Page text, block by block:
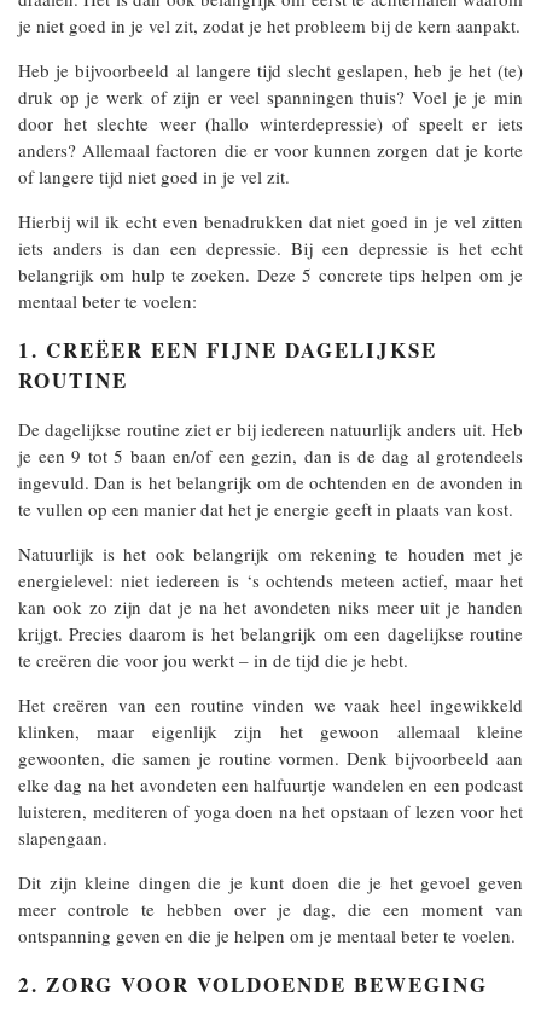
je niet goed in je vel zit, zodat je het probleem bij de kern aanpakt.
Heb je bijvoorbeeld al langere tijd slecht geslapen, heb je het (te)
druk op je werk of zijn er veel spanningen thuis? Voel je je min
door het slechte weer (hallo winterdepressie) of speelt er iets
anders? Allemaal factoren die er voor kunnen zorgen dat je korte
of langere tijd niet goed in je vel zit.
Hierbij wil ik echt even benadrukken dat niet goed in je vel zitten
iets anders is dan een depressie. Bij een depressie is het echt
belangrijk om hulp te zoeken. Deze 5 concrete tips helpen om je
mentaal beter te voelen:
1. CREËER EEN FIJNE DAGELIJKSE
ROUTINE
De dagelijkse routine ziet er bij iedereen natuurlijk anders uit. Heb
je een 9 tot 5 baan en/of een gezin, dan is de dag al grotendeels
ingevuld. Dan is het belangrijk om de ochtenden en de avonden in
te vullen op een manier dat het je energie geeft in plaats van kost.
Natuurlijk is het ook belangrijk om rekening te houden met je
energielevel: niet iedereen is ‘s ochtends meteen actief, maar het
kan ook zo zijn dat je na het avondeten niks meer uit je handen
krijgt. Precies daarom is het belangrijk om een dagelijkse routine
te creëren die voor jou werkt – in de tijd die je hebt.
Het creëren van een routine vinden we vaak heel ingewikkeld
klinken, maar eigenlijk zijn het gewoon allemaal kleine
gewoonten, die samen je routine vormen. Denk bijvoorbeeld aan
elke dag na het avondeten een halfuurtje wandelen en een podcast
luisteren, mediteren of yoga doen na het opstaan of lezen voor het
slapengaan.
Dit zijn kleine dingen die je kunt doen die je het gevoel geven
meer controle te hebben over je dag, die een moment van
ontspanning geven en die je helpen om je mentaal beter te voelen.
2. ZORG VOOR VOLDOENDE BEWEGING